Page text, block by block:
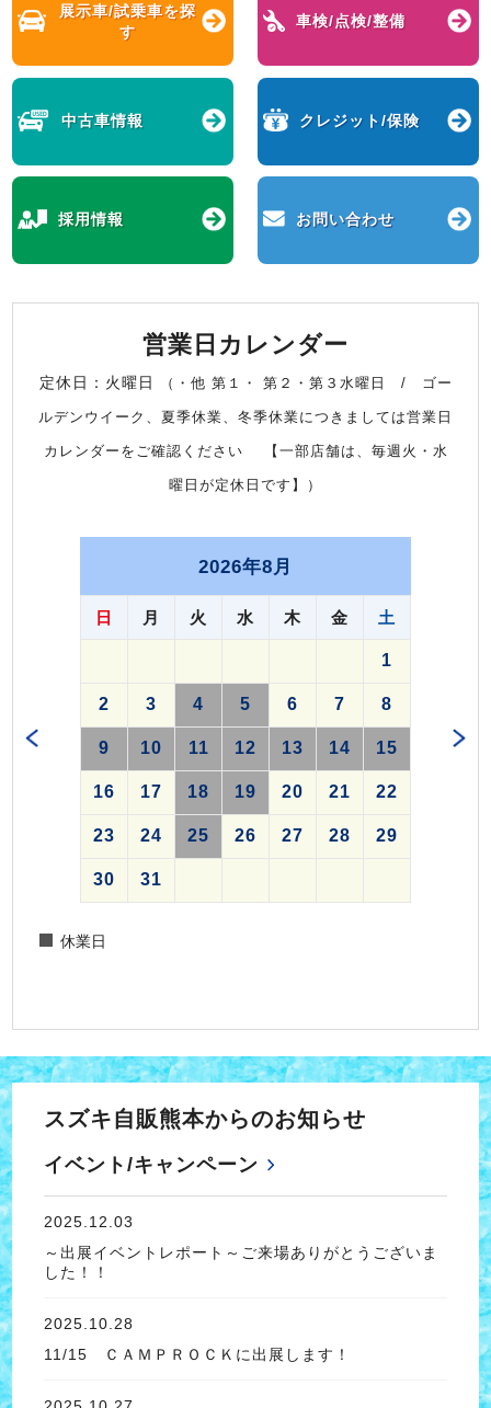
展示車/試乗車を探
す
車検/点検/整備
中古車情報 クレジット/保険
採用情報 お問い合わせ
営業日カレンダー
定休日：火曜日 （・他 第１・ 第２・第３水曜日 / ゴー
ルデンウイーク、夏季休業、冬季休業につきましては営業日
カレンダーをご確認ください 【一部店舗は、毎週火・水
曜日が定休日です】）
2026年8月
日 月 火 水 木 金 土
1
2 3 4 5 6 7 8
9 10 11 12 13 14 15
16 17 18 19 20 21 22
23 24 25 26 27 28 29
30 31
休業日
スズキ自販熊本からのお知らせ
イベント/キャンペーン
2025.12.03
～出展イベントレポート～ご来場ありがとうございま
した！！
2025.10.28
11/15 ＣＡＭＰＲＯＣＫに出展します！